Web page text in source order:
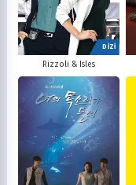
DİZİ
Rizzoli & Isles